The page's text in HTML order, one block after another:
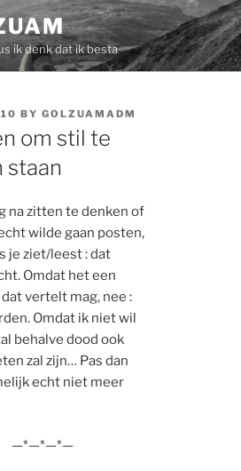
ik denk dat ik besta
BYGOLZUAMADM
om stil te
staan
na zitten te denken of
wilde gaan posten,
je ziet/leest : dat
Omdat het een
vertelt mag, nee :
Omdat ik niet wil
behalve dood ook
zal zijn… Pas dan
echt niet meer
—*—*—*—